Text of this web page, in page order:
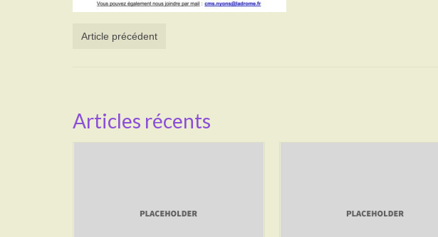
Article précédent
Articles récents